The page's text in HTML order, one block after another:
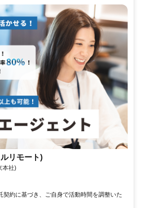
リモート)
本社)
契約に基づき、ご自身で活動時間を調整いた